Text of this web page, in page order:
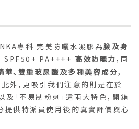
專科 完美防曬水凝膠為臉及身
SPF50+ PA++++ 高效防曬力 ，同
華、雙重玻尿酸及多種美容成分，
外，更吸引我們注意的則是在於
及「不易制粉刺」這兩大特色，開箱
提供特派員使用後的真實評價與心